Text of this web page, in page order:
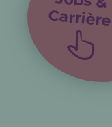
Carrière